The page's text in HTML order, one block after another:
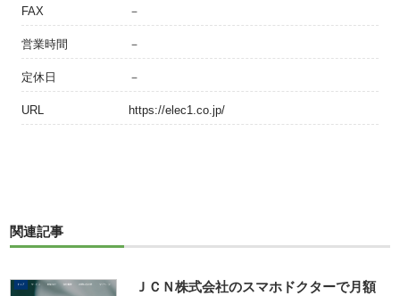
FAX －
営業時間 －
定休日 －
URL https://elec1.co.jp/
関連記事
ＪＣＮ株式会社のスマホドクターで月額